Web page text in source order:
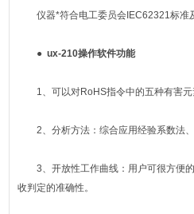
仪器*符合电工委员会IEC62321标准
● ux-210操作软件功能
1、可以对RoHS指令中的五种有害元
2、分析方法：综合应用经验系数法
3、开放性工作曲线：用户可很方便的
收判定的准确性。